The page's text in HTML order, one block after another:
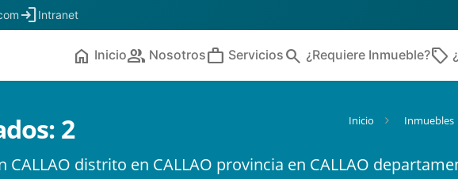
loginIntranet
home Iniciopeople Nosotroswork Servicios search ¿Requiere Inmueble?sell
2 Inicio Inmuebles
distrito en CALLAO provincia en CALLAO